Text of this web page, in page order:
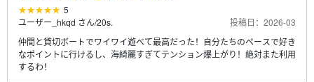
5
ユーザー_hkqd さん/20s.
投稿日：2026-03
仲間と貸切ボートでワイワイ遊べて最高だった！自分たちのペースで好き
なポイントに行けるし、海綺麗すぎてテンション爆上がり！絶対また利用
するわ！